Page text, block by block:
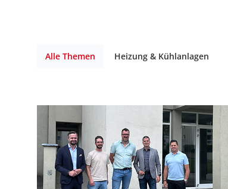
Alle Themen Heizung & Kühlanlagen